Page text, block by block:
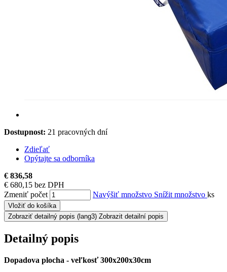
Dostupnost: 21 pracovných dní
Zdieľať
Opýtajte sa odborníka
€ 836,58
€ 680,15 bez DPH
Zmeniť počet
Navýšiť množstvo Snížit množstvo ks
Vložiť do košíka
Zobraziť detailný popis (lang3) Zobrazit detailní popis
Detailný popis
Dopadova plocha - veľkosť 300x200x30cm